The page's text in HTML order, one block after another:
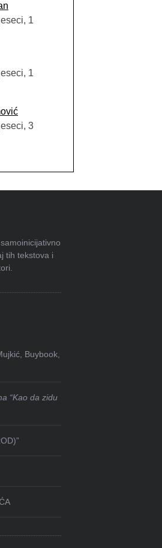
1
1
3
tih tekstova i
Buybook,
“Kao da zidu